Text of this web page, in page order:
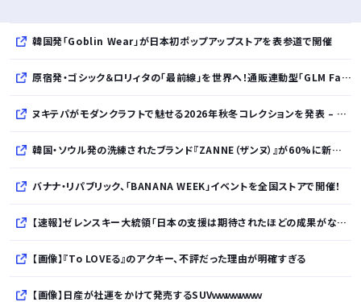
韓国発「Goblin Wear」が日本初ポップアップストアを表参道で開催
原宿発・ゴシック＆ロリィタの「最前線」を世界へ！通販連動型「GLM Fashion Show 2026」9月開催
ヌキテパがモダンクラフトで魅せる2026年秋冬コレクションを発表 – インド・アムリトサルで織り上げたウールなど手仕事の美しさを現代的に昇華
韓国・ソウル発の洗練されたブランド『ZANNE（ザンヌ）』が60%に新規入店、モダン×エフォートレスなコレクションを展開
バナナ・リパブリック、「BANANA WEEK」イベントを全国ストアで開催！
【速報】ゼレンスキー大統領「日本の支援は期待されたほどの成果がない」WWWWWWWWWWW
【画像】『To LOVEる』のアクキー、不評だった理由が明確すぎる
【画像】日産が社運をかけて発売するSUVｗｗｗｗｗｗｗ